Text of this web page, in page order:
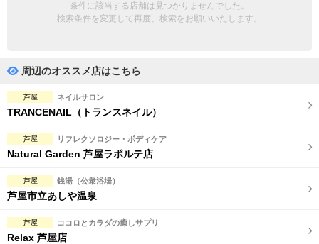
団体様歓迎
ペアルームあり
フットバスあり
日本人スタッフのみ
スタッフ指名可
条件に該当する店舗は見つかりませんでした。
検索条件を変更して再度、検索をお願いいたします。
周辺のオススメ店はこちら
芦屋 ネイルサロン
TRANCENAIL（トランスネイル）
芦屋 リフレクソロジー・ボディケア
Natural Garden 芦屋ラポルテ店
芦屋 銭湯（公衆浴場）
芦屋市立あしや温泉
芦屋 ココロとカラダの癒しサプリ
Relax 芦屋店